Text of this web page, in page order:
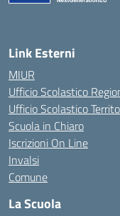
Link Esterni
MIUR
Ufficio Scolastico
Ufficio Scolastico
Scuola in Chiaro
Iscrizioni On Line
Invalsi
Comune
La Scuola